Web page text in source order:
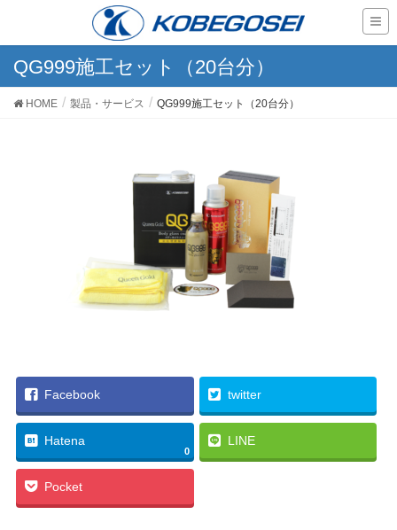
QG999施工セット（20台分）
HOME 製品・サービス QG999施工セット（20台分）
Facebook twitter
Hatena
0
LINE
Pocket